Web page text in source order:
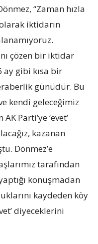
“Zaman hızla
iktidarın
çözen bir iktidar
ay gibi kısa bir
günüdür. Bu
kendi geleceğimiz
Parti’ye ‘evet’
kazanan
Dönmez’e
tarafından
konuşmadan
kaydeden köy
diyeceklerini